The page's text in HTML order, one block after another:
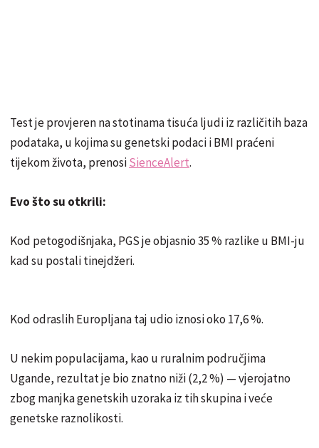
Test je provjeren na stotinama tisuća ljudi iz različitih baza
podataka, u kojima su genetski podaci i BMI praćeni
tijekom života, prenosiSienceAlert.
Evo što su otkrili:
Kod petogodišnjaka, PGS je objasnio 35 % razlike u BMI-ju
kad su postali tinejdžeri.
Kod odraslih Europljana taj udio iznosi oko 17,6 %.
U nekim populacijama, kao u ruralnim područjima
Ugande, rezultat je bio znatno niži (2,2 %) — vjerojatno
zbog manjka genetskih uzoraka iz tih skupina i veće
genetske raznolikosti.